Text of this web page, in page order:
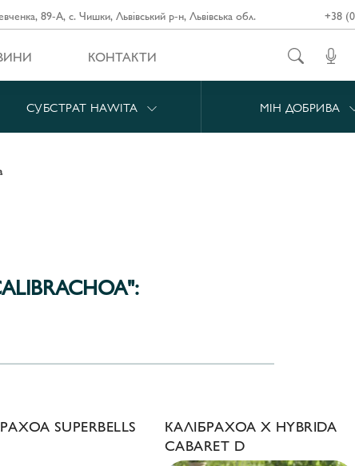
89-А, с. Чишки, Львівський р-н, Львівська обл. +38
КОНТАКТИ
СУБСТРАТ HAWITA МІН ДОБРИВА
SUPERBELLS
КАЛІБРАХОА X HYBRIDA
CABARET D